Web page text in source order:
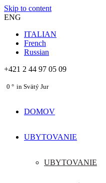
Skip to content
ENG
ITALIAN
French
Russian
+421 2 44 97 05 09
0 in Svätý Jur
DOMOV
UBYTOVANIE
UBYTOVANIE